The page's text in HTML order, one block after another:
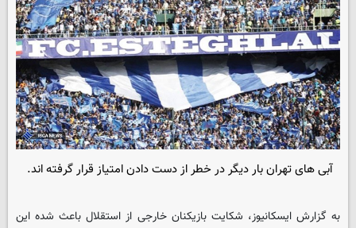
آبی های تهران بار دیگر در خطر از دست دادن امتیاز قرار گرفته اند.
به گزارش ایسکانیوز، شکایت بازیکنان خارجی از استقلال باعث شده این